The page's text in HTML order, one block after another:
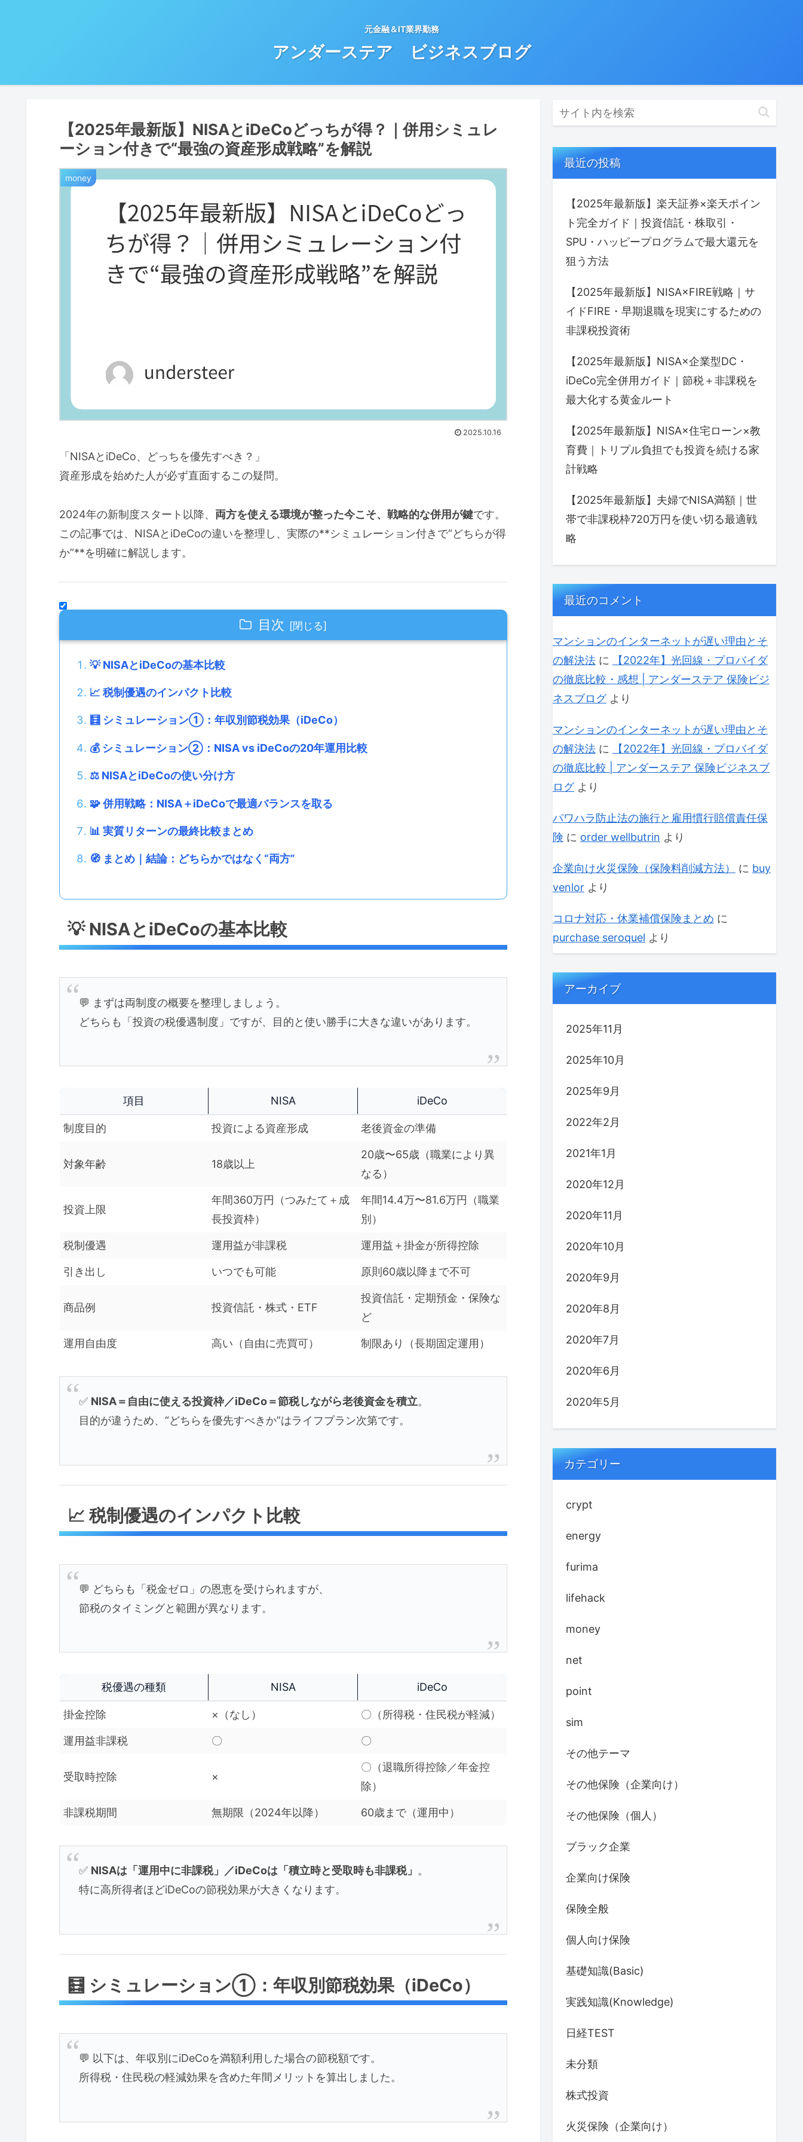
元金融＆IT業界勤務
アンダーステア ビジネスブログ
【2025年最新版】NISAとiDeCoどっちが得？｜併用シミュレ
ーション付きで“最強の資産形成戦略”を解説
money
2025.10.16
「NISAとiDeCo、どっちを優先すべき？」
資産形成を始めた人が必ず直面するこの疑問。
2024年の新制度スタート以降、 両方を使える環境が整った今こそ、戦略的な併用が鍵です。
この記事では、NISAとiDeCoの違いを整理し、実際の**シミュレーション付きで“どちらが得
か”**を明確に解説します。
目次
💡 NISAとiDeCoの基本比較
📈 税制優遇のインパクト比較
🧮 シミュレーション①：年収別節税効果（iDeCo）
💰 シミュレーション②：NISA vs iDeCoの20年運用比較
⚖️ NISAとiDeCoの使い分け方
🧩 併用戦略：NISA＋iDeCoで最適バランスを取る
📊 実質リターンの最終比較まとめ
🧭 まとめ｜結論：どちらかではなく“両方”
💡 NISAとiDeCoの基本比較
💬 まずは両制度の概要を整理しましょう。
どちらも「投資の税優遇制度」ですが、目的と使い勝手に大きな違いがあります。
項目 NISA iDeCo
制度目的 投資による資産形成 老後資金の準備
対象年齢 18歳以上
20歳〜65歳（職業により異
なる）
投資上限
年間360万円（つみたて＋成
長投資枠）
年間14.4万〜81.6万円（職業
別）
税制優遇 運用益が非課税 運用益＋掛金が所得控除
引き出し いつでも可能 原則60歳以降まで不可
商品例 投資信託・株式・ETF
投資信託・定期預金・保険な
ど
運用自由度 高い（自由に売買可） 制限あり（長期固定運用）
✅ NISA＝自由に使える投資枠／iDeCo＝節税しながら老後資金を積立。
目的が違うため、“どちらを優先すべきか”はライフプラン次第です。
📈 税制優遇のインパクト比較
💬 どちらも「税金ゼロ」の恩恵を受けられますが、
節税のタイミングと範囲が異なります。
税優遇の種類 NISA iDeCo
掛金控除 ×（なし） 〇（所得税・住民税が軽減）
運用益非課税 〇 〇
受取時控除 ×
〇（退職所得控除／年金控
除）
非課税期間 無期限（2024年以降） 60歳まで（運用中）
✅ NISAは「運用中に非課税」／iDeCoは「積立時と受取時も非課税」 。
特に高所得者ほどiDeCoの節税効果が大きくなります。
🧮 シミュレーション①：年収別節税効果（iDeCo）
💬 以下は、年収別にiDeCoを満額利用した場合の節税額です。
所得税・住民税の軽減効果を含めた年間メリットを算出しました。
最近の投稿
【2025年最新版】楽天証券×楽天ポイン
ト完全ガイド｜投資信託・株取引・
SPU・ハッピープログラムで最⼤還元を
狙う方法
【2025年最新版】NISA×FIRE戦略｜サ
イドFIRE・早期退職を現実にするための
非課税投資術
【2025年最新版】NISA×企業型DC・
iDeCo完全併用ガイド｜節税＋非課税を
最大化する黄金ルート
【2025年最新版】NISA×住宅ローン×教
育費｜トリプル負担でも投資を続ける家
計戦略
【2025年最新版】夫婦でNISA満額｜世
帯で非課税枠720万円を使い切る最適戦
略
最近のコメント
マンションのインターネットが遅い理由とそ
の解決法 に
【2022年】光回線・プロバイダ
の徹底比較・感想 | アンダーステア 保険ビジ
ネスブログより
マンションのインターネットが遅い理由とそ
の解決法 に
【2022年】光回線・プロバイダ
の徹底比較 | アンダーステア 保険ビジネスブ
ログより
パワハラ防止法の施行と雇用慣行賠償責任保
険 に order wellbutrin より
企業向け火災保険（保険料削減方法） に buy
venlor より
コロナ対応・休業補償保険まとめ に
purchase seroquel より
アーカイブ
2025年11月
2025年10月
2025年9月
2022年2月
2021年1月
2020年12月
2020年11月
2020年10月
2020年9月
2020年8月
2020年7月
2020年6月
2020年5月
カテゴリー
crypt
energy
furima
lifehack
money
net
point
sim
その他テーマ
その他保険（企業向け）
その他保険（個人）
ブラック企業
企業向け保険
保険全般
個人向け保険
基礎知識(Basic)
実践知識(Knowledge)
日経TEST
未分類
株式投資
火災保険（企業向け）